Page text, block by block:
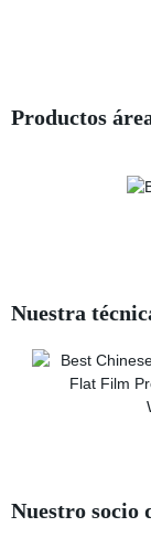
Productos
Nuestra
Nuestro socio